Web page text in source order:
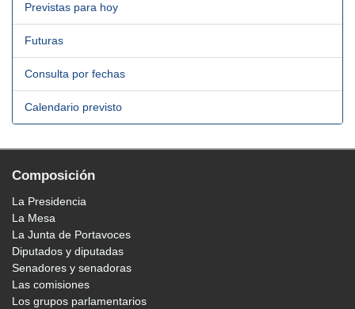
Previstas para hoy
Futuras
Consulta por fechas
Calendario previsto
Composición
La Presidencia
La Mesa
La Junta de Portavoces
Diputados y diputadas
Senadores y senadoras
Las comisiones
Los grupos parlamentarios